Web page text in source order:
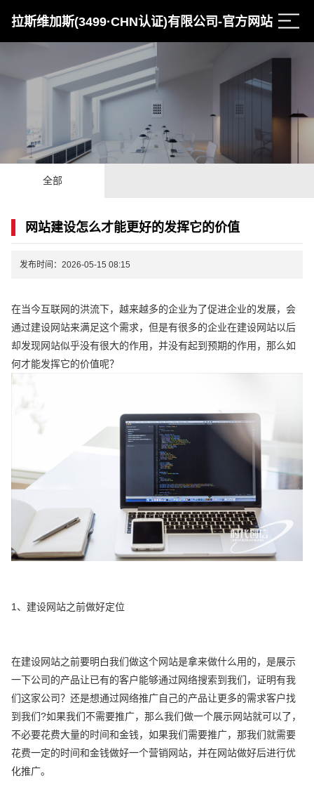
拉斯维加斯(3499·CHN认证)有限公司-官方网站
全部
网站建设怎么才能更好的发挥它的价值
发布时间：2026-05-15 08:15
在当今互联网的洪流下，越来越多的企业为了促进企业的发展，会
通过建设网站来满足这个需求，但是有很多的企业在建设网站以后
却发现网站似乎没有很大的作用，并没有起到预期的作用，那么如
何才能发挥它的价值呢？
1、建设网站之前做好定位
在建设网站之前要明白我们做这个网站是拿来做什么用的，是展示
一下公司的产品让已有的客户能够通过网络搜索到我们，证明有我
们这家公司？还是想通过网络推广自己的产品让更多的需求客户找
到我们?如果我们不需要推广，那么我们做一个展示网站就可以了，
不必要花费大量的时间和金钱，如果我们需要推广，那我们就需要
花费一定的时间和金钱做好一个营销网站，并在网站做好后进行优
化推广。